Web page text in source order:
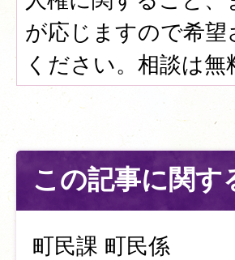
が応じますので希
ください。相談は
この記事に関す
町民課 町民係